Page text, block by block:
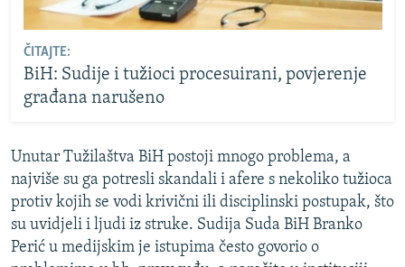
ČITAJTE:
BiH: Sudije i tužioci procesuirani, povjerenje
građana narušeno
Unutar Tužilaštva BiH postoji mnogo problema, a
najviše su ga potresli skandali i afere s nekoliko tužioca
protiv kojih se vodi krivični ili disciplinski postupak, što
su uvidjeli i ljudi iz struke. Sudija Suda BiH Branko
Perić u medijskim je istupima često govorio o